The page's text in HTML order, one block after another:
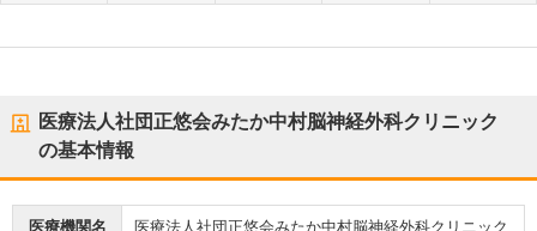
医療法人社団正悠会みたか中村脳神経外科クリニック
の基本情報
医療機関名 医療法人社団正悠会みたか中村脳神経外科クリニック